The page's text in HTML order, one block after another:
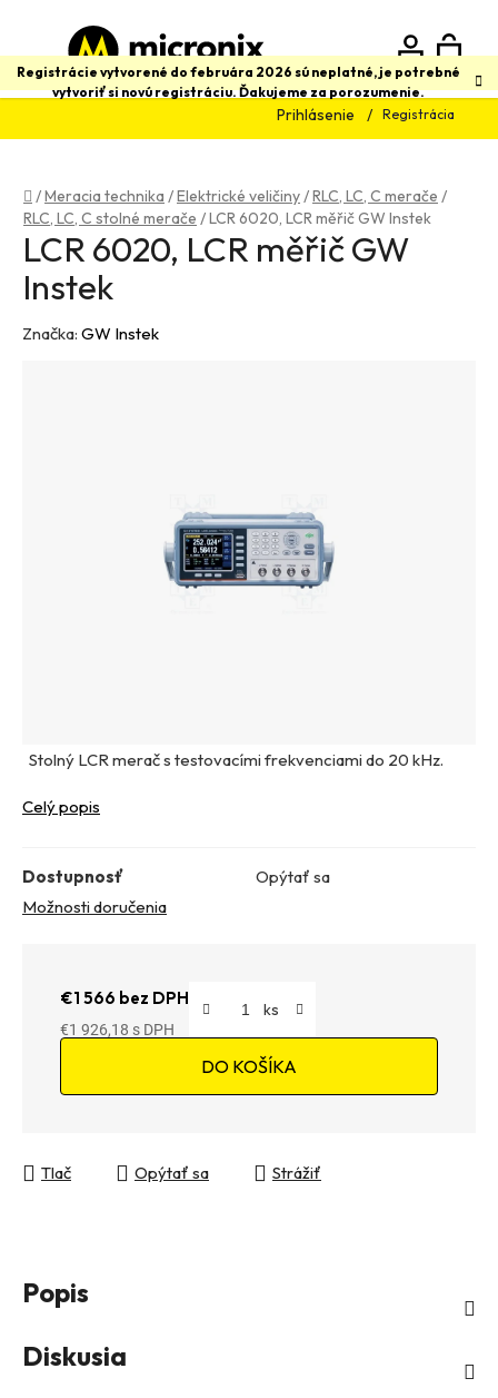
obsah
Registrácie vytvorené do februára 2026 sú neplatné, je potrebné
vytvoriť si novú registráciu. Ďakujeme za porozumenie.
Prihlásenie Registrácia
Hľadať
Domov
/Meracia technika /Elektrické veličiny/RLC, LC, C merače /
RLC, LC, C stolné merače /LCR 6020, LCR měřič GW Instek
Stolný LCR merač s testovacími frekvenciami do 20 kHz.
Celý popis
Dostupnosť
Opýtať sa
Možnosti doručenia
€1 566 bez DPH
€1 926,18
DO KOŠÍKA
Tlač Opýtať sa Strážiť
LCR 6020, LCR měřič GW
Instek
Značka: GW Instek
Popis
Diskusia